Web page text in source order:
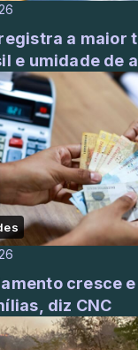
a maior
e umidade de
cresce
diz CNC